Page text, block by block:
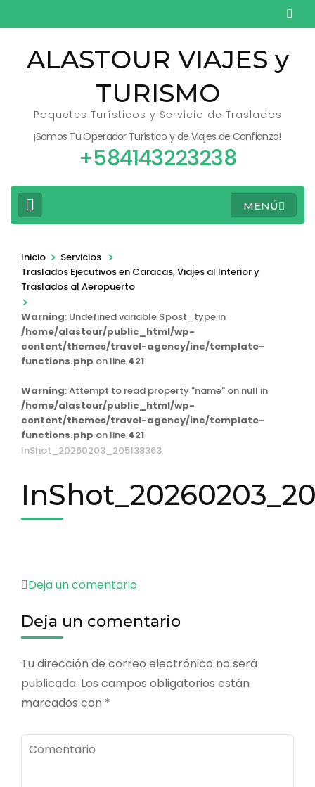
al
contenido
(presionaALASTOUR VIAJES y
TURISMO
Paquetes Turísticos y Servicio de Traslados
¡Somos Tu Operador Turístico y de Viajes de Confianza!
+584143223238
MENÚ
Inicio > Servicios >
Traslados Ejecutivos en Caracas, Viajes al Interior y
Traslados al Aeropuerto
>
Warning: Undefined variable $post_type in
/home/alastour/public_html/wp-
content/themes/travel-agency/inc/template-
functions.php on line 421
Warning: Attempt to read property "name" on null in
/home/alastour/public_html/wp-
content/themes/travel-agency/inc/template-
functions.php on line 421
InShot_20260203_205138363
Deja un comentario
Deja un comentario
Tu dirección de correo electrónico no será
publicada. Los campos obligatorios están
marcados con *
Comentario